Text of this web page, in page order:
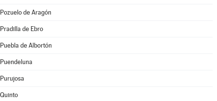
Pozuelo de Aragón
Pradilla de Ebro
Puebla de Albortón
Puendeluna
Purujosa
Quinto